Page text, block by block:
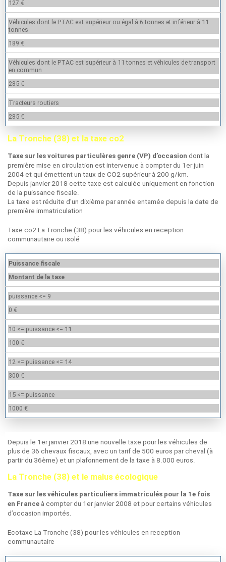
127 €
Véhicules dont le PTAC est supérieur ou égal à 6 tonnes et inférieur à 11
tonnes
189 €
Véhicules dont le PTAC est supérieur à 11 tonnes et véhicules de transport
en commun
285 €
Tracteurs routiers
285 €
La Tronche (38) et la taxe co2
Taxe sur les voitures particulères genre (VP) d’occasion dont la
première mise en circulation est intervenue à compter du 1er juin
2004 et qui émettent un taux de CO2 supérieur à 200 g/km.
Depuis janvier 2018 cette taxe est calculée uniquement en fonction
de la puissance fiscale.
La taxe est réduite d'un dixième par année entamée depuis la date de
première immatriculation
Taxe co2 La Tronche (38) pour les véhicules en reception
communautaire ou isolé
Puissance fiscale
Montant de la taxe
puissance <= 9
0 €
10 <= puissance <= 11
100 €
12 <= puissance <= 14
300 €
15 <= puissance
1000 €
Depuis le 1er janvier 2018 une nouvelle taxe pour les véhicules de
plus de 36 chevaux fiscaux, avec un tarif de 500 euros par cheval (à
partir du 36ème) et un plafonnement de la taxe à 8.000 euros.
La Tronche (38) et le malus écologique
Taxe sur les véhicules particuliers immatriculés pour la 1e fois
en France à compter du 1er janvier 2008 et pour certains véhicules
d’occasion importés.
Ecotaxe La Tronche (38) pour les véhicules en reception
communautaire